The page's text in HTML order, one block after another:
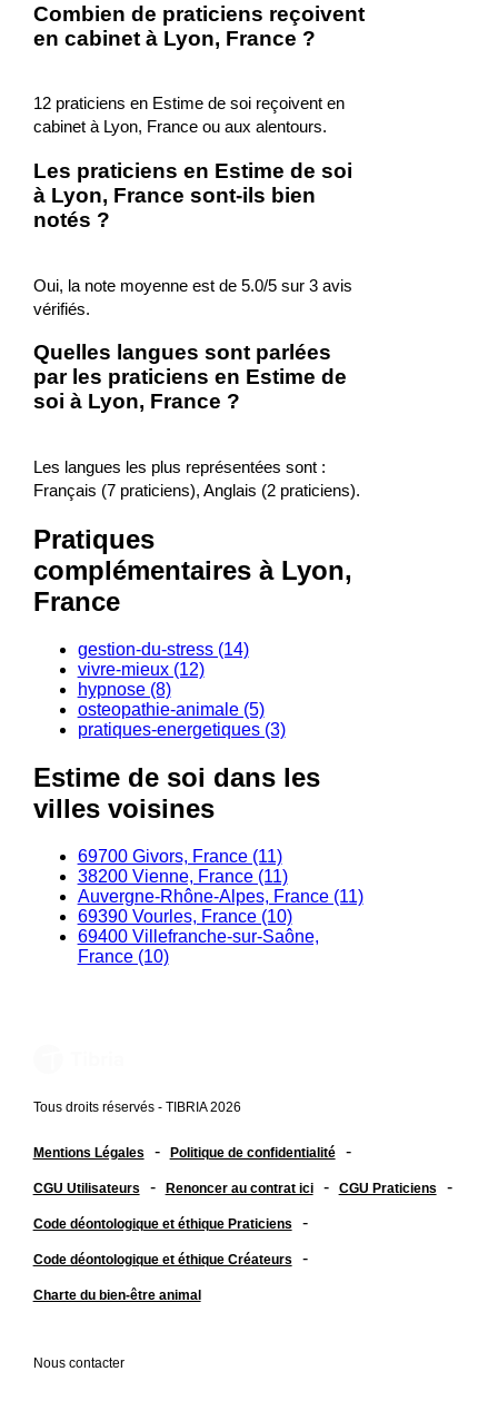
Combien de praticiens reçoivent
en cabinet à Lyon, France ?
12 praticiens en Estime de soi reçoivent en
cabinet à Lyon, France ou aux alentours.
Les praticiens en Estime de soi
à Lyon, France sont-ils bien
notés ?
Oui, la note moyenne est de 5.0/5 sur 3 avis
vérifiés.
Quelles langues sont parlées
par les praticiens en Estime de
soi à Lyon, France ?
Les langues les plus représentées sont :
Français (7 praticiens), Anglais (2 praticiens).
Pratiques
complémentaires à Lyon,
France
gestion-du-stress (14)
vivre-mieux (12)
hypnose (8)
osteopathie-animale (5)
pratiques-energetiques (3)
Estime de soi dans les
villes voisines
69700 Givors, France (11)
38200 Vienne, France (11)
Auvergne-Rhône-Alpes, France (11)
69390 Vourles, France (10)
69400 Villefranche-sur-Saône,
France (10)
Tous droits réservés - TIBRIA 2026
Mentions Légales - Politique de confidentialité -
CGU Utilisateurs - Renoncer au contrat ici - CGU Praticiens -
Code déontologique et éthique Praticiens -
Code déontologique et éthique Créateurs -
Charte du bien-être animal
Nous contacter